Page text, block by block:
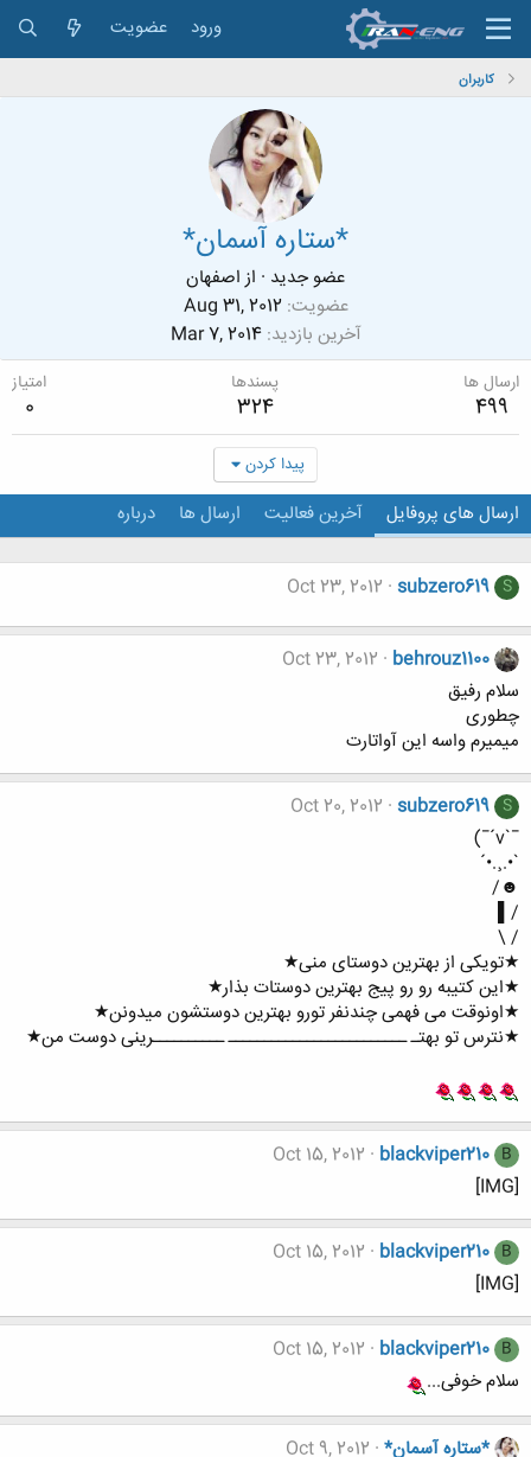
ورود عضویت
کاربران
*ستاره آسمان*
عضو جدید · از اصفهان
عضویت Aug 31, 2012
آخرین بازدید Mar 7, 2014
ارسال ها
499
پسندها
324
امتیاز
0
پیدا کردن
ارسال های پروفایل آخرین فعالیت ارسال ها درباره
S
subzero619
Oct 23, 2012
behrouz1100
Oct 23, 2012
سلام رفیق
چطوری
میمیرم واسه این آواتارت
S
subzero619
Oct 20, 2012
¯`v´¯)
`•.¸.•´
☻/
/▌
/ \
★تویکی از بهترین دوستای منی★
★این کتیبه رو رو پیج بهترین دوستات بذار★
★اونوقت می فهمی چندنفر تورو بهترین دوستشون میدونن★
★نترس تو بهتـ ـــــــــــــــــــــــــ ــــــــــرینی دوست من★
B
blackviper210
Oct 15, 2012
[IMG]
B
blackviper210
Oct 15, 2012
[IMG]
B
blackviper210
Oct 15, 2012
سلام خوفی...
*ستاره آسمان* Oct 9, 2012